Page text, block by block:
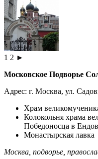
1 2 ►
Московское Подворье
Адрес: г. Москва, ул.
Храм
Колокольня храма
Победоносца в
Монастырская лавка
Москва подворье